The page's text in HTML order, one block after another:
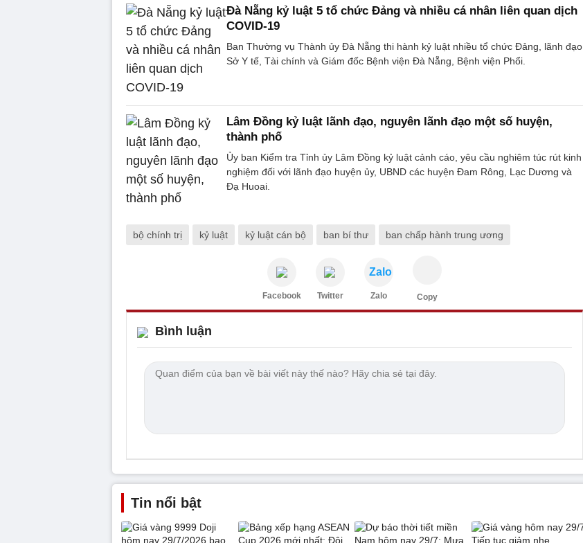
Đà Nẵng kỷ luật 5 tổ chức Đảng và nhiều cá nhân liên quan dịch
COVID-19
Ban Thường vụ Thành ủy Đà Nẵng thi hành kỷ luật nhiều tổ chức Đảng, lãnh đạo
Sở Y tế, Tài chính và Giám đốc Bệnh viện Đà Nẵng, Bệnh viện Phổi.
Lâm Đồng kỷ luật lãnh đạo, nguyên lãnh đạo một số huyện,
thành phố
Ủy ban Kiểm tra Tỉnh ủy Lâm Đồng kỷ luật cảnh cáo, yêu cầu nghiêm túc rút kinh
nghiệm đối với lãnh đạo huyện ủy, UBND các huyện Đam Rông, Lạc Dương và
Đạ Huoai.
bộ chính trị kỷ luật kỷ luật cán bộ ban bí thư ban chấp hành trung ương
Facebook Twitter
Zalo
Zalo Copy
Bình luận
Tin nổi bật